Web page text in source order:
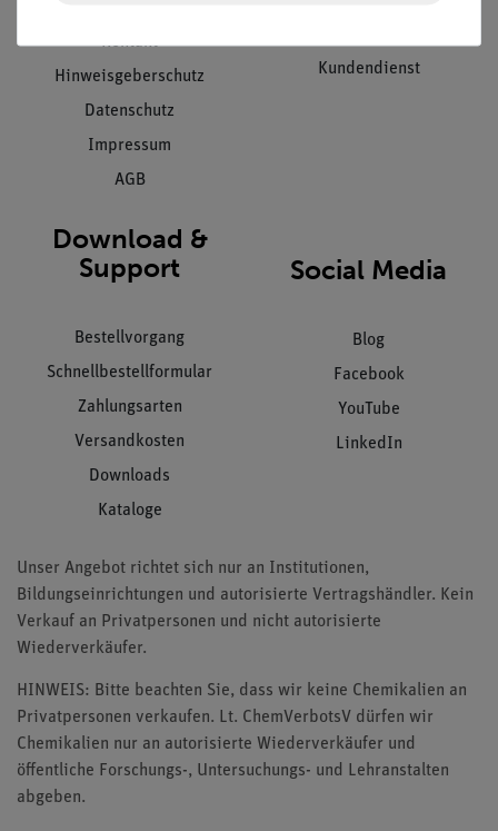
Kontakt
Hinweisgeberschutz
Datenschutz
Impressum
AGB
Kundendienst
Download &
Support
Bestellvorgang
Schnellbestellformular
Zahlungsarten
Versandkosten
Downloads
Kataloge
Social Media
Blog
Facebook
YouTube
LinkedIn
Unser Angebot richtet sich nur an Institutionen,
Bildungseinrichtungen und autorisierte Vertragshändler. Kein
Verkauf an Privatpersonen und nicht autorisierte
Wiederverkäufer.
HINWEIS: Bitte beachten Sie, dass wir keine Chemikalien an
Privatpersonen verkaufen. Lt. ChemVerbotsV dürfen wir
Chemikalien nur an autorisierte Wiederverkäufer und
öffentliche Forschungs-, Untersuchungs- und Lehranstalten
abgeben.